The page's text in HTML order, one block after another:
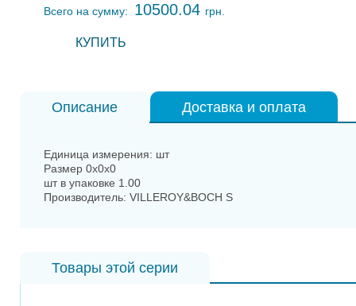
Всего на сумму: 10500.04 грн.
КУПИТЬ
Описание Доставка и оплата
Единица измерения: шт
Размер 0x0x0
шт в упаковке 1.00
Производитель: VILLEROY&BOCH S
Товары этой серии